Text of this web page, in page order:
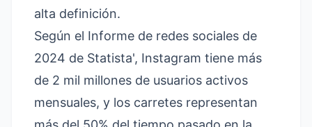
alta definición.
Según el Informe de redes sociales de
2024 de Statista', Instagram tiene más
de 2 mil millones de usuarios activos
mensuales, y los carretes representan